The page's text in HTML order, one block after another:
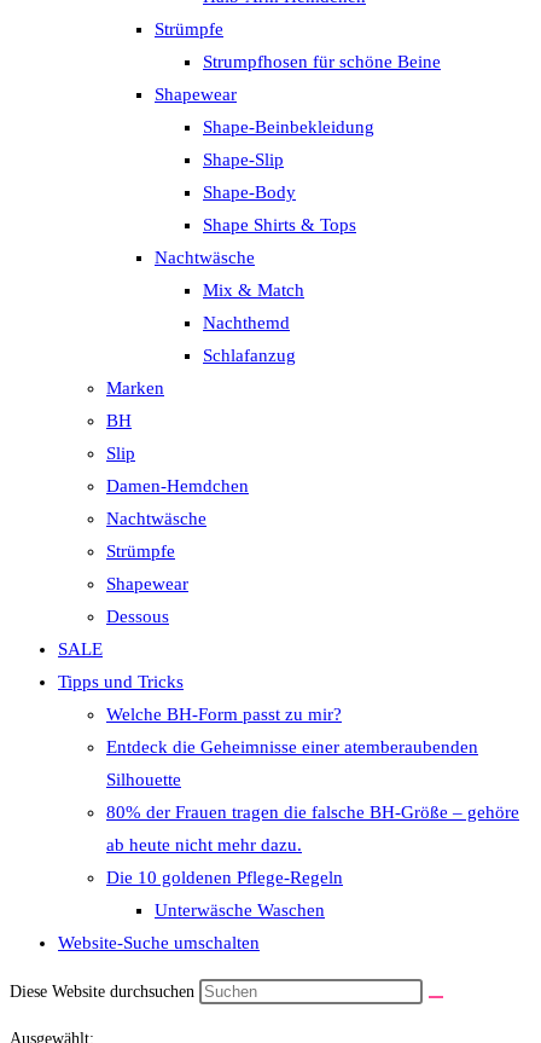
Strümpfe
Strumpfhosen für schöne Beine
Shapewear
Shape-Beinbekleidung
Shape-Slip
Shape-Body
Shape Shirts & Tops
Nachtwäsche
Mix & Match
Nachthemd
Schlafanzug
Marken
BH
Slip
Damen-Hemdchen
Nachtwäsche
Strümpfe
Shapewear
Dessous
SALE
Tipps und Tricks
Welche BH-Form passt zu mir?
Entdeck die Geheimnisse einer atemberaubenden
Silhouette
80% der Frauen tragen die falsche BH-Größe – gehöre
ab heute nicht mehr dazu.
Die 10 goldenen Pflege-Regeln
Unterwäsche Waschen
Website-Suche umschalten
Diese Website durchsuchen
Ausgewählt: